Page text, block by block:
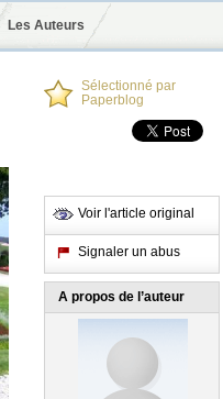
Les Auteurs
Sélectionné par
Paperblog
Voir l'article original
Signaler un abus
A propos de l’auteur